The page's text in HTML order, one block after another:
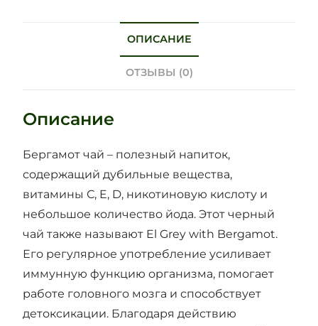
ОПИСАНИЕ
ОТЗЫВЫ (0)
Описание
Бергамот чай – полезный напиток,
содержащий дубильные вещества,
витамины С, E, D, никотиновую кислоту и
небольшое количество йода. Этот черный
чай также называют El Grey with Bergamot.
Его регулярное употребление усиливает
иммунную функцию организма, помогает
работе головного мозга и способствует
детоксикации. Благодаря действию